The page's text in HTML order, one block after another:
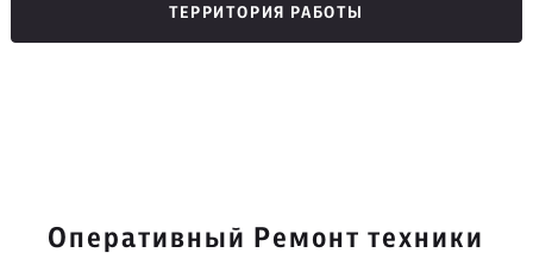
ТЕРРИТОРИЯ РАБОТЫ
Оперативный Ремонт техники